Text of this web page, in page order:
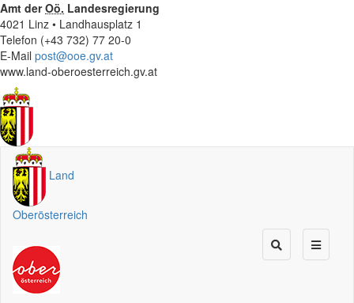
Amt derOö. Landesregierung
4021 Linz • Landhausplatz 1
Telefon (+43 732) 77 20-0
E-Mail post@ooe.gv.at
www.land-oberoesterreich.gv.at
Land
Oberösterreich